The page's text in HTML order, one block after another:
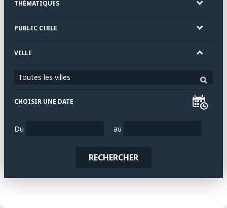
THÉMATIQUES
PUBLIC CIBLE
VILLE
Toutes les villes
CHOISIR UNE DATE
Du au
RECHERCHER